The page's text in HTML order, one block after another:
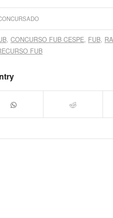
,CONCURSO FUB CESPE, FUB,
FUB